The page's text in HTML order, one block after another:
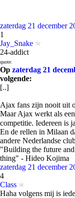
zaterdag 21 december
1
Jay_Snake
24-addict
quote:
Op zaterdag 21
volgende:
[..]
Ajax fans zijn nooit uit
Maar Ajax werkt als
competitie. Iedereen is
En de rellen in Milaan
andere Nederlandse
"Building the future and
thing" - Hideo Kojima
zaterdag 21 december
4
Class
Haha volgens mij is